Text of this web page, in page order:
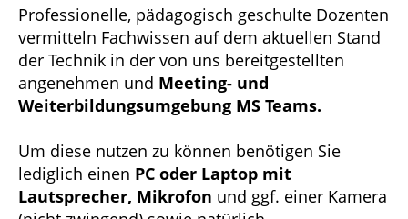
Professionelle, pädagogisch geschulte Dozenten
vermitteln Fachwissen auf dem aktuellen Stand
der Technik in der von uns bereitgestellten
angenehmen und Meeting- und
Weiterbildungsumgebung MS Teams.
Um diese nutzen zu können benötigen Sie
lediglich einen PC oder Laptop mit
Lautsprecher, Mikrofon und ggf. einer Kamera